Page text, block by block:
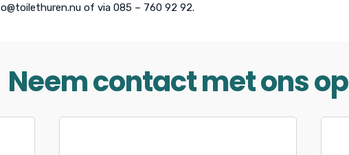
of via 085 – 760 92 92.
Neem contact met ons op